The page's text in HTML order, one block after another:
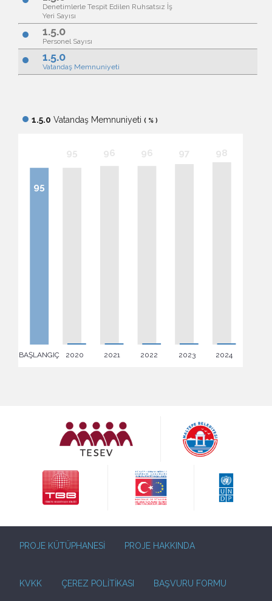
Denetimlerle Tespit Edilen Ruhsatsız İş
Yeri Sayısı
brightness_1 1.5.0
Personel Sayısı
brightness_1 1.5.0
Vatandaş Memnuniyeti
brightness_1 1.5.0 Vatandaş Memnuniyeti ( % )
PROJE KÜTÜPHANESİ PROJE HAKKINDA
KVKK ÇEREZ POLİTİKASI BAŞVURU FORMU